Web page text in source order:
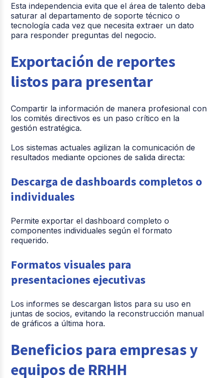
Esta independencia evita que el área de talento deba
saturar al departamento de soporte técnico o
tecnología cada vez que necesita extraer un dato
para responder preguntas del negocio.
Exportación de reportes
listos para presentar
Compartir la información de manera profesional con
los comités directivos es un paso crítico en la
gestión estratégica.
Los sistemas actuales agilizan la comunicación de
resultados mediante opciones de salida directa:
Descarga de dashboards completos o
individuales
Permite exportar el dashboard completo o
componentes individuales según el formato
requerido.
Formatos visuales para
presentaciones ejecutivas
Los informes se descargan listos para su uso en
juntas de socios, evitando la reconstrucción manual
de gráficos a última hora.
Beneficios para empresas y
equipos de RRHH